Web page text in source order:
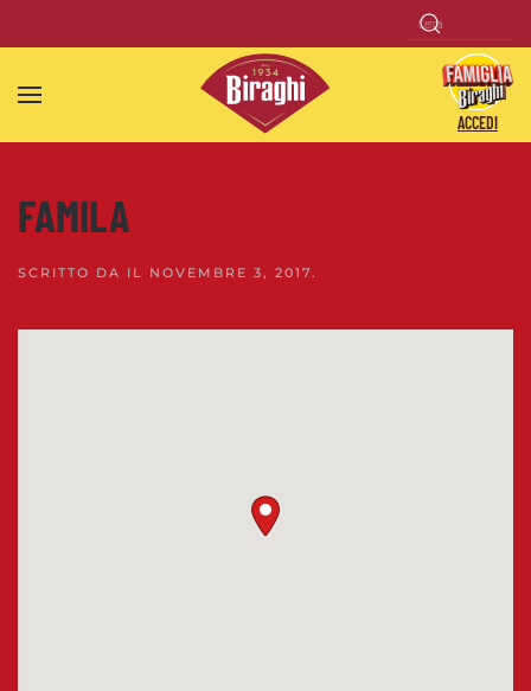
Skip to main content
ACCEDI
FAMILA
SCRITTO DA IL NOVEMBRE 3, 2017.